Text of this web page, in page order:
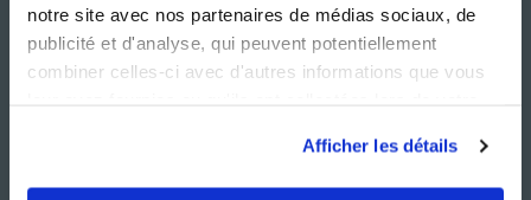
notre site avec nos partenaires de médias sociaux, de
publicité et d'analyse, qui peuvent potentiellement
combiner celles-ci avec d'autres informations que vous
Afficher les détails